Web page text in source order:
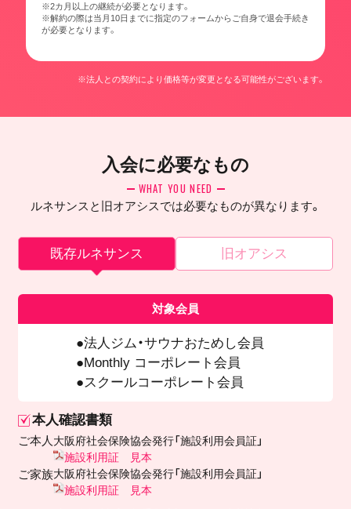
※2カ月以上の継続が必要となります。
※解約の際は当月10日までに指定のフォームからご自身で退会手続き
が必要となります。
※法人との契約により価格等が変更となる可能性がございます。
入会に必要なもの
WHAT YOU NEED
ルネサンスと旧オアシスでは必要なものが異なります。
既存ルネサンス 旧オアシス
対象会員
法人ジム・サウナおためし会員
Monthly コーポレート会員
スクールコーポレート会員
本人確認書類
ご本人 大阪府社会保険協会発行「施設利用会員証」
施設利用証 見本
ご家族大阪府社会保険協会発行「施設利用会員証」
施設利用証 見本